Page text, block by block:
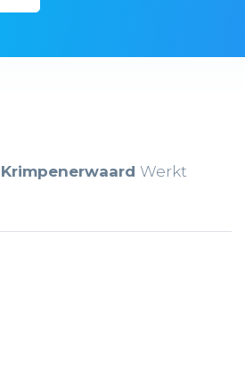
Krimpenerwaard Werkt